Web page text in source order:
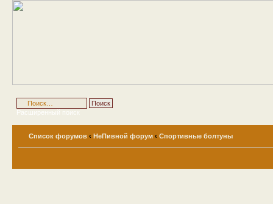
Расширенный поиск
Список форумов ‹ НеПивной форум ‹ Спортивные болтуны